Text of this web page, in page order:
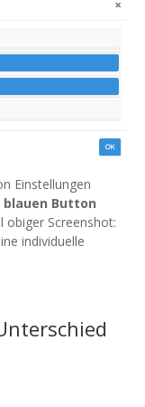
Einstellungen
blauen Button
obiger Screenshot:
individuelle